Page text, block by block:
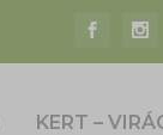
KERT –